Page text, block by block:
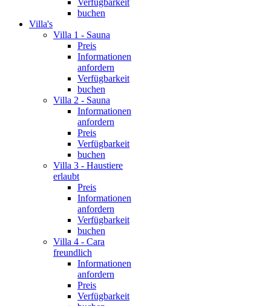
buchen
Villa's
Villa 1 - Sauna
Preis
Informationen
anfordern
Verfügbarkeit
buchen
Villa 2 - Sauna
Informationen
anfordern
Preis
Verfügbarkeit
buchen
Villa 3 - Haustiere
erlaubt
Preis
Informationen
anfordern
Verfügbarkeit
buchen
Villa 4 - Cara
freundlich
Informationen
anfordern
Preis
Verfügbarkeit